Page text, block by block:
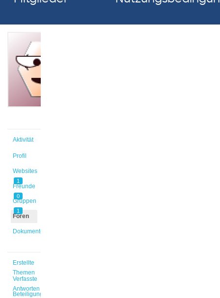
Aktivität
Profil
Websites
1
Freunde
0
Gruppen
1
Foren
Dokumente
Erstellte
Themen
Verfasste
Antworten
Beteiligungen